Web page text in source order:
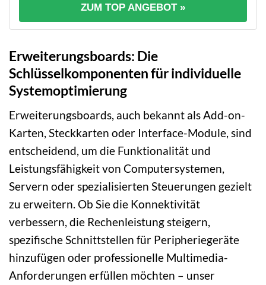
ZUM TOP ANGEBOT »
Erweiterungsboards: Die
Schlüsselkomponenten für individuelle
Systemoptimierung
Erweiterungsboards, auch bekannt als Add-on-
Karten, Steckkarten oder Interface-Module, sind
entscheidend, um die Funktionalität und
Leistungsfähigkeit von Computersystemen,
Servern oder spezialisierten Steuerungen gezielt
zu erweitern. Ob Sie die Konnektivität
verbessern, die Rechenleistung steigern,
spezifische Schnittstellen für Peripheriegeräte
hinzufügen oder professionelle Multimedia-
Anforderungen erfüllen möchten – unser